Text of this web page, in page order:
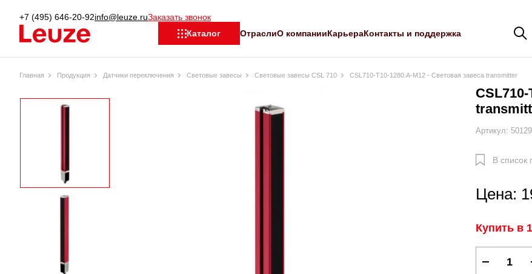
+7 (495) 646-20-92info@leuze.ruЗаказать звонок
Каталог
ОтраслиО компанииКарьераКонтакты и поддержка
Главная Продукция Датчики переключения Световые завесы Световые завесы CSL 710 CSL710-T10-1280.A-M12 - Световая завеса transmitter
Артикул:
В список
Цена:
Купить в